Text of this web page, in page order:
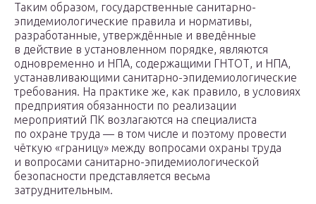
Таким образом, государственные санитарно-
эпидемиологические правила и нормативы,
разработанные, утверждённые и введённые
в действие в установленном порядке, являются
одновременно и НПА, содержащими ГНТОТ, и НПА,
устанавливающими санитарно-эпидемиологические
требования. На практике же, как правило, в условиях
предприятия обязанности по реализации
мероприятий ПК возлагаются на специалиста
по охране труда — в том числе и поэтому провести
чёткую «границу» между вопросами охраны труда
и вопросами санитарно-эпидемиологической
безопасности представляется весьма
затруднительным.